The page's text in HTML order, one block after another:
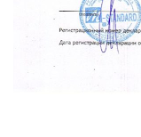
Сертификация
товаров